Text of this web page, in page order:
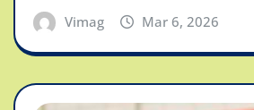
Vimag Mar 6, 2026